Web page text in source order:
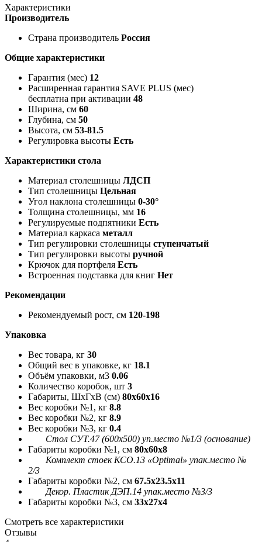
Характеристики
Производитель
Страна производитель Россия
Общие характеристики
Гарантия (мес) 12
Расширенная гарантия SAVE PLUS (мес)
бесплатна при активации 48
Ширина, см 60
Глубина, см 50
Высота, см 53-81.5
Регулировка высоты Есть
Характеристики стола
Материал столешницы ЛДСП
Тип столешницы Цельная
Угол наклона столешницы 0-30°
Толщина столешницы, мм 16
Регулируемые подпятники Есть
Материал каркаса металл
Тип регулировки столешницы ступенчатый
Тип регулировки высоты ручной
Крючок для портфеля Есть
Встроенная подставка для книг Нет
Рекомендации
Рекомендуемый рост, см 120-198
Упаковка
Вес товара, кг 30
Общий вес в упаковке, кг 18.1
Объём упаковки, м3 0.06
Количество коробок, шт 3
Габариты, ШxГxВ (см) 80x60x16
Вес коробки №1, кг 8.8
Вес коробки №2, кг 8.9
Вес коробки №3, кг 0.4
Стол СУТ.47 (600х500) уп.место №1/3 (основание)
Габариты коробки №1, см 80x60x8
Комплект стоек КСО.13 «Optimal» упак.место №
2/3
Габариты коробки №2, см 67.5x23.5x11
Декор. Пластик ДЭП.14 упак.место №3/3
Габариты коробки №3, см 33x27x4
Смотреть все характеристики
Отзывы